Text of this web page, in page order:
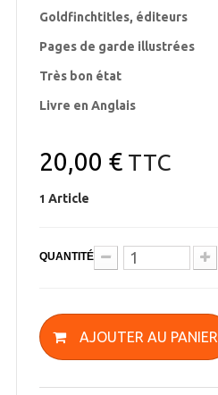
Goldfinchtitles, éditeurs
Pages de garde illustrées
Très bon état
Livre en Anglais
20,00 €TTC
1 Article
QUANTITÉ
AJOUTER AU PANIER